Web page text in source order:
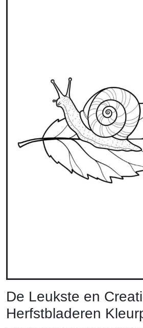
De Leukste en
Herfstbladeren